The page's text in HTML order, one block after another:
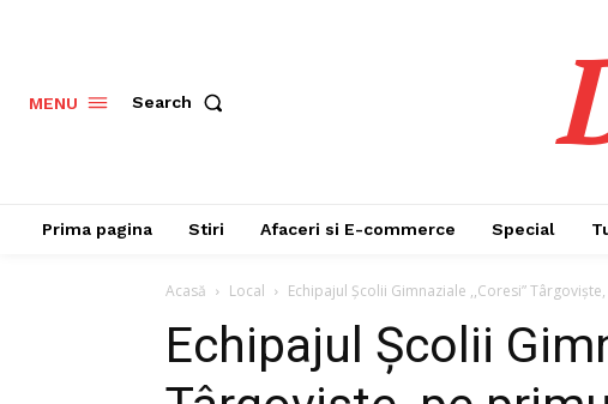
MENU Search
Prima pagina Stiri Afaceri si E-commerce Special
Acasă Local Echipajul Școlii Gimnaziale ,,Coresi”
Echipajul Școlii